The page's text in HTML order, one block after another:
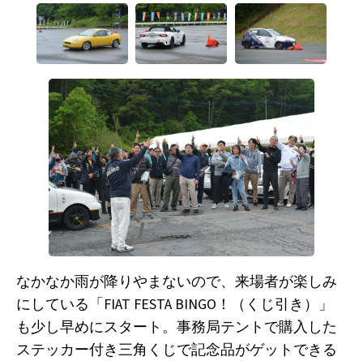
なかなか雨が降りやまないので、来場者が楽しみ
にしている「FIAT FESTA BINGO！（くじ引き）」
も少し早めにスタート。事務局テントで購入した
ステッカー付き三角くじで記念品がゲットできる